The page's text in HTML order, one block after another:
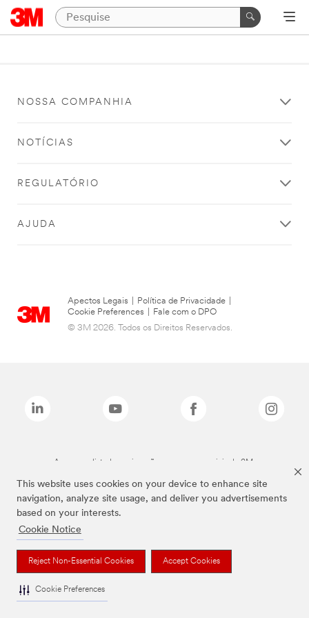
This website uses cookies on your device to enhance site
navigation, analyze site usage, and deliver you advertisements
based on your interests.
Cookie Notice
Reject Non-Essential Cookies Accept Cookies
Cookie Preferences
NOSSA COMPANHIA
NOTÍCIAS
REGULATÓRIO
AJUDA
Apectos Legais Política de Privacidade
Cookie Preferences
Fale com o DPO
© 3M 2026. Todos os Direitos Reservados.
As marcas listadas a cima são marcas comerciais da 3M.